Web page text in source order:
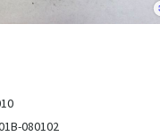
080102